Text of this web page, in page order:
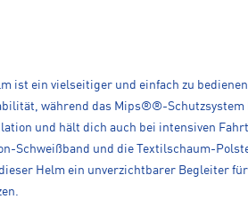
ist ein vielseitiger und einfach zu
während das Mips®®-
und hält dich auch bei intensiven
Schweißband und die Textilschaum-
Helm ein unverzichtbarer Begleiter